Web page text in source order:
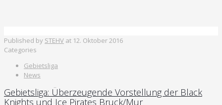
Published by STEHV at 12. Oktober 2016
Categories
Gebietsliga
News
Gebietsliga: Überzeugende Vorstellung der Black
Knights und Ice Pirates Bruck/Mur